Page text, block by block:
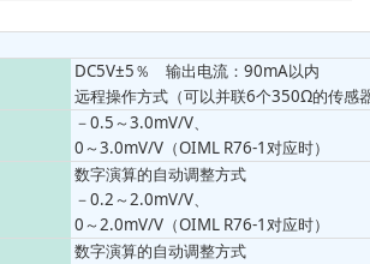
DC5V±5％ 输出电流：90mA以内
远程操作方式（可以并联6个350Ω的传感
－0.5～3.0mV/V、
0～3.0mV/V（OIML R76-1对应时）
数字演算的自动调整方式
－0.2～2.0mV/V、
0～2.0mV/V（OIML R76-1对应时）
数字演算的自动调整方式